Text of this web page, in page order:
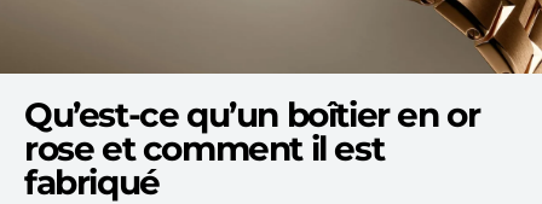
Qu’est-ce qu’un boîtier en or
rose et comment il est
fabriqué